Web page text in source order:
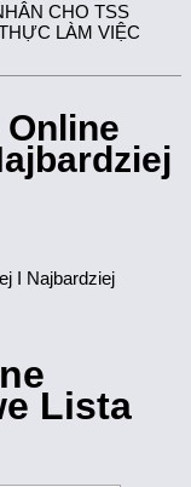
CHO TSS
LÀM VIỆC
I Najbardziej
Lista